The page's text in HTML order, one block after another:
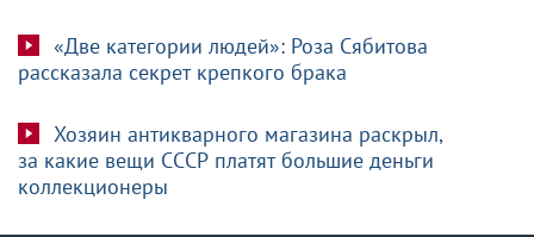
«Две категории людей»: Роза Сябитова
рассказала секрет крепкого брака
Хозяин антикварного магазина раскрыл,
за какие вещи СССР платят большие деньги
коллекционеры